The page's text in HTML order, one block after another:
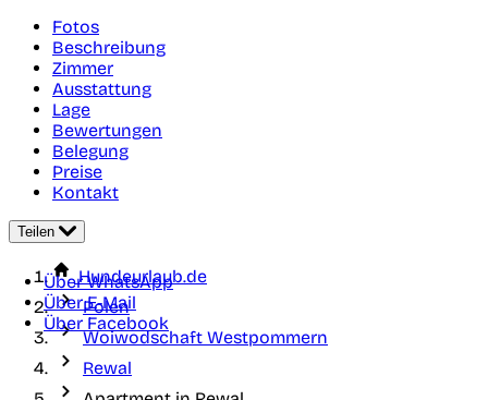
Fotos
Beschreibung
Zimmer
Ausstattung
Lage
Bewertungen
Belegung
Preise
Kontakt
Teilen
Über WhatsApp
Über E-Mail
Über Facebook
Hundeurlaub.de
Polen
Woiwodschaft Westpommern
Rewal